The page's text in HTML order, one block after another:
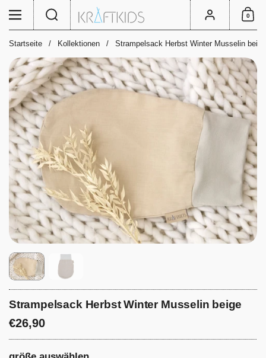
Zum Inhalt springen
Menü
Suche
Konto 0
Startseite / Kollektionen / Strampelsack Herbst Winter Musselin beige
Strampelsack Herbst Winter Musselin beige
Preis:
€26,90